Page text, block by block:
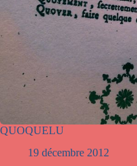
QUOQUELU
19 décembre 2012